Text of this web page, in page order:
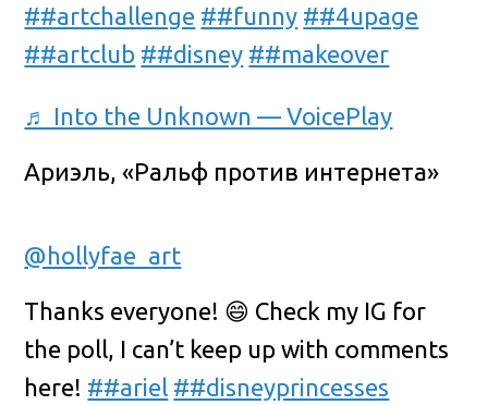
##artchallenge ##funny ##4upage
##artclub ##disney ##makeover
♬ Into the Unknown — VoicePlay
Ариэль, «Ральф против интернета»
@hollyfae_art
Thanks everyone! 😄 Check my IG for
the poll, I can’t keep up with comments
here! ##ariel ##disneyprincesses